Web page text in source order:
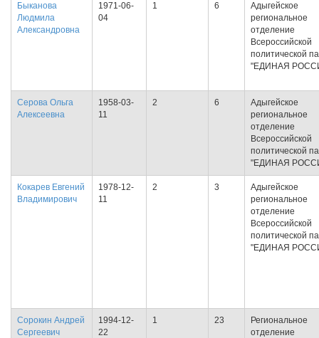
Быканова
Людмила
Александровна
1971-06-
04
1 6
Адыгейское
региональное
отделение
Всероссийской
политической
"ЕДИНАЯ
Серова Ольга
Алексеевна
1958-03-
11
2 6
Адыгейское
региональное
отделение
Всероссийской
политической
"ЕДИНАЯ
Кокарев Евгений
Владимирович
1978-12-
11
2 3
Адыгейское
региональное
отделение
Всероссийской
политической
"ЕДИНАЯ
Сорокин Андрей
Сергеевич
1994-12-
22
1 23
Региональное
отделение